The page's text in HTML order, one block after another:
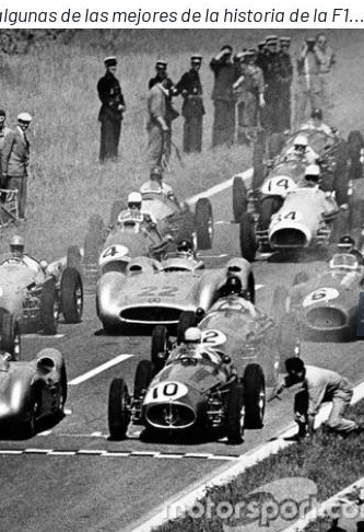
de las mejores de la historia de la F1...